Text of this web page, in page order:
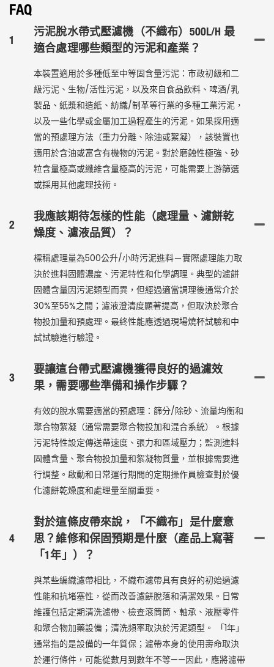
FAQ
1
污泥脫水帶式壓濾機（不織布）500L/h 最
適合處理哪些類型的污泥和產業？
本裝置適用於多種低至中等固含量污泥：市政初級和二
級污泥、生物/活性污泥，以及來自食品飲料、啤酒/乳
製品、紙漿和造紙、紡織/制革等行業的多種工業污泥，
以及一些化學或金屬加工過程產生的污泥。如果採用適
當的預處理方法（重力分離、除油或絮凝），該裝置也
適用於含油或富含有機物的污泥。對於磨蝕性極強、砂
粒含量極高或纖維含量極高的污泥，可能需要上游篩選
或採用其他處理技術。
2
我應該期待怎樣的性能（處理量、濾餅乾
燥度、濾液品質）？
標稱處理量為500公升/小時污泥進料－實際處理能力取
決於進料固體濃度、污泥特性和化學調理。典型的濾餅
固體含量因污泥類型而異，但經過適當調理後通常介於
30%至55%之間；濾液澄清度顯著提高，但取決於聚合
物投加量和預處理。最終性能應透過現場燒杯試驗和中
試試驗進行驗證。
3
要讓這台帶式壓濾機獲得良好的過濾效
果，需要哪些準備和操作步驟？
有效的脫水需要適當的預處理：篩分/除砂、流量均衡和
聚合物絮凝（通常需要聚合物投加和混合系統）。根據
污泥特性設定傳送帶速度、張力和區域壓力；監測進料
固體含量、聚合物投加量和絮凝物質量，並根據需要進
行調整。啟動和日常運行期間的定期操作員檢查對於優
化濾餅乾燥度和處理量至關重要。
4
對於這條皮帶來說，「不織布」是什麼意
思？維修和保固預期是什麼（產品上寫著
「1年」）？
與某些編織濾帶相比，不織布濾帶具有良好的初始過濾
性能和抗堵塞性，從而改善濾餅脫落和清潔效果。日常
維護包括定期清洗濾帶、檢查滾筒筒、軸承、液壓零件
和聚合物加藥設備；清洗頻率取決於污泥類型。 「1年」
通常指的是設備的一年質保；濾帶本身的使用壽命取決
於運行條件，可能從數月到數年不等——因此，應將濾帶